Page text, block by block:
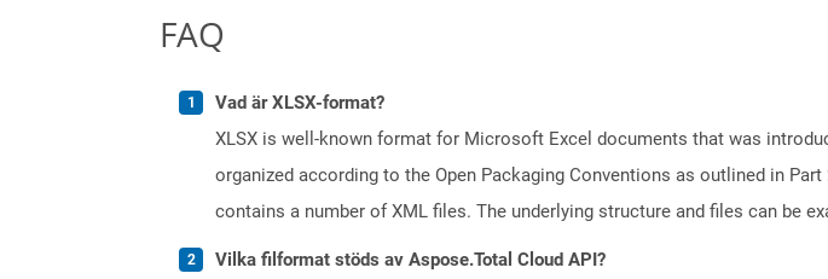
FAQ
Vad är XLSX-format?
XLSX is well-known format for Microsoft Excel documents that was
organized according to the Open Packaging Conventions as outlined in
contains a number of XML files. The underlying structure and files can be
Vilka filformat stöds av Aspose.Total Cloud API?